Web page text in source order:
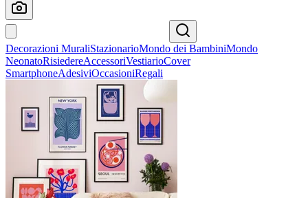
Decorazioni MuraliStazionarioMondo dei BambiniMondo
NeonatoRisiedereAccessoriVestiarioCover
SmartphoneAdesiviOccasioniRegali